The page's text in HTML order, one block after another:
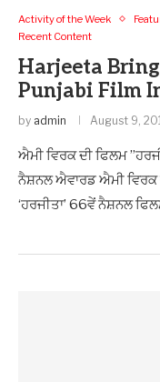
Activity of the Week
Recent Content
Harjeeta
Punjabi Film
by admin August 9,
ਐਮੀ ਵਿਰਕ ਦੀ ਫਿਲਮ
ਨੈਸ਼ਨਲ ਐਵਾਰਡ ਐਮੀ ਵਿਰਕ
‘ਹਰਜੀਤਾ’ 66ਵੇਂ ਨੈਸ਼ਨਲ